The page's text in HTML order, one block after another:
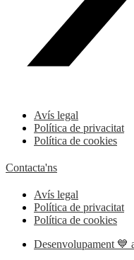
Avís legal
Política de privacitat
Política de cookies
Contacta'ns
Avís legal
Política de privacitat
Política de cookies
Desenvolupament 💙